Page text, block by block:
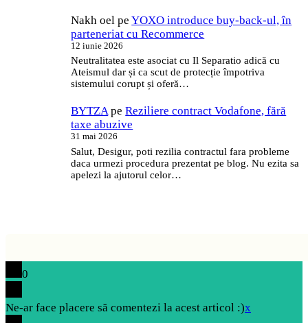
Nakh oel peYOXO introduce buy-back-ul, în
parteneriat cu Recommerce
12 iunie 2026
Neutralitatea este asociat cu Il Separatio adică cu
Ateismul dar și ca scut de protecție împotriva
sistemului corupt și oferă…
BYTZApeReziliere contract Vodafone, fără
taxe abuzive
31 mai 2026
Salut, Desigur, poti rezilia contractul fara probleme
daca urmezi procedura prezentat pe blog. Nu ezita sa
apelezi la ajutorul celor…
0
Ne-ar face placere să comentezi la acest articol :)x